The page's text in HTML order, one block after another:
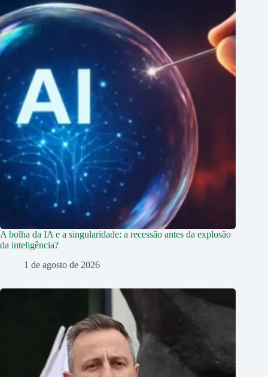
A bolha da IA e a singularidade: a recessão antes da explosão
da inteligência?
1 de agosto de 2026